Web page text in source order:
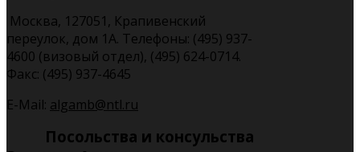
Москва, 127051, Крапивенский
переулок, дом 1А. Телефоны: (495) 937-
4600 (визовый отдел), (495) 624-0714.
Факс: (495) 937-4645
E-Mail: algamb@ntl.ru
Посольства и консульства